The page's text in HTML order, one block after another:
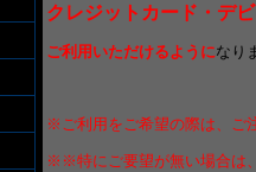
クレジットカード・デ
ご利用いただけるようになり
※ご利用をご希望の際は、ご
※※特にご要望が無い場合は